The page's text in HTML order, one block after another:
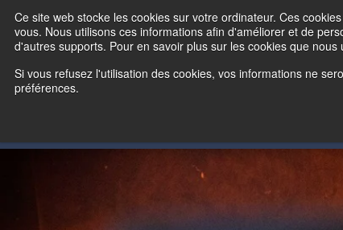
Ce site web stocke les cookies sur votre ordinateur. Ces
vous. Nous utilisons ces informations afin d'améliorer et de
d'autres supports. Pour en savoir plus sur les cookies que
Si vous refusez l'utilisation des cookies, vos informations ne
préférences.
Customize your experience:ViewingUSProducts
PRODUITS DE